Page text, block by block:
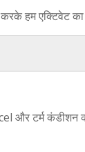
हम एक्टिवेट
और टर्म कंडीशन